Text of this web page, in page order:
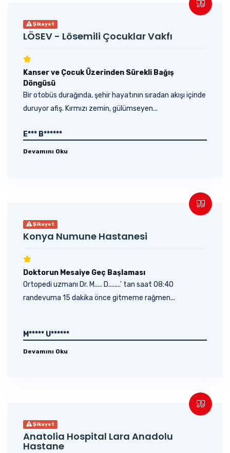
Şikayet
LÖSEV - Lösemili Çocuklar Vakfı
Kanser ve Çocuk Üzerinden Sürekli Bağış
Döngüsü
Bir otobüs durağında, şehir hayatının sıradan akışı içinde
duruyor afiş. Kırmızı zemin, gülümseyen...
E*** B******
Devamını Oku
Şikayet
Konya Numune Hastanesi
Doktorun Mesaiye Geç Başlaması
Ortopedi uzmanı Dr. M..... D........' tan saat 08:40
randevuma 15 dakika önce gitmeme rağmen...
M***** U******
Devamını Oku
Şikayet
Anatolia Hospital Lara Anadolu
Hastane